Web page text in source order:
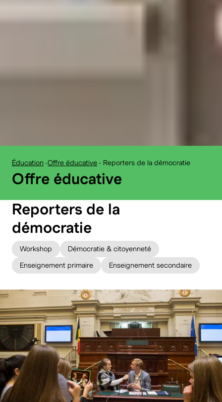
Éducation -Offre éducative - Reporters de la démocratie
:
Offre éducative
Reporters de la
démocratie
Workshop Démocratie & citoyenneté
Enseignement primaire Enseignement secondaire